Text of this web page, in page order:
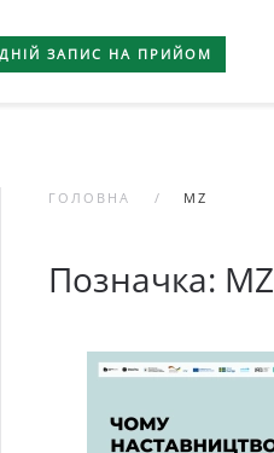
ЗАПИС НА ПРИЙОМ
ГОЛОВНА MZ
Позначка: MZ